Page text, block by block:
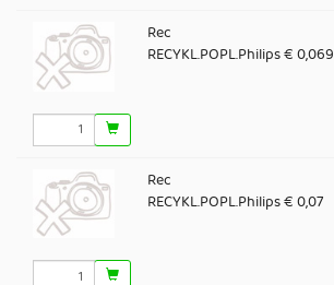
Rec
RECYKL.POPL.Philips € 0,069
Rec
RECYKL.POPL.Philips € 0,07